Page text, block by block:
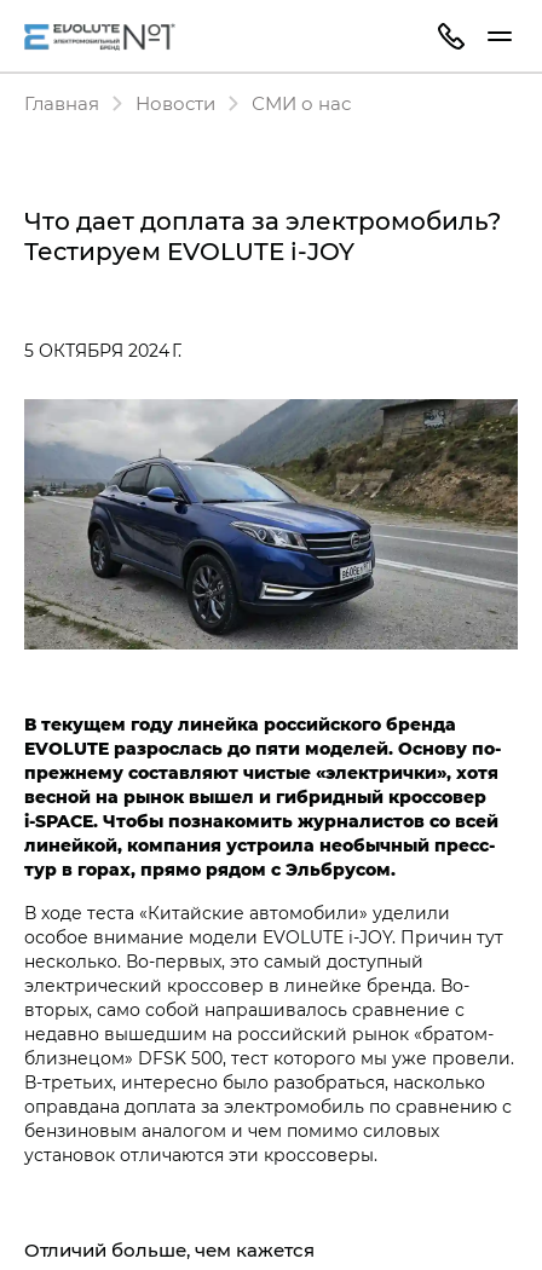
Главная Новости СМИ о нас
Что дает доплата за электромобиль?
Тестируем EVOLUTE i‑JOY
5 ОКТЯБРЯ 2024 Г.
В текущем году линейка российского бренда
EVOLUTE разрослась до пяти моделей. Основу по-
прежнему составляют чистые «электрички», хотя
весной на рынок вышел и гибридный кроссовер
i‑SPACE. Чтобы познакомить журналистов со всей
линейкой, компания устроила необычный пресс-
тур в горах, прямо рядом с Эльбрусом.
В ходе теста «Китайские автомобили» уделили
особое внимание модели EVOLUTE i‑JOY. Причин тут
несколько. Во-первых, это самый доступный
электрический кроссовер в линейке бренда. Во-
вторых, само собой напрашивалось сравнение с
недавно вышедшим на российский рынок «братом-
близнецом» DFSK 500, тест которого мы уже провели.
В-третьих, интересно было разобраться, насколько
оправдана доплата за электромобиль по сравнению с
бензиновым аналогом и чем помимо силовых
установок отличаются эти кроссоверы.
Отличий больше, чем кажется